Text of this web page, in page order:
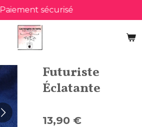
Paiement sécurisé
Futuriste
Éclatante
13,90 €